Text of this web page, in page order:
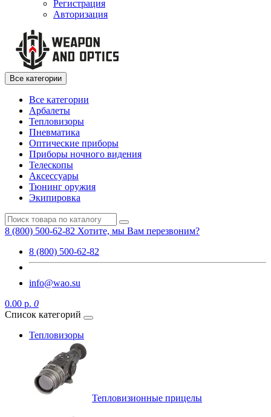
Регистрация
Авторизация
Все категории
Все категории
Арбалеты
Тепловизоры
Пневматика
Оптические приборы
Приборы ночного видения
Телескопы
Аксессуары
Тюнинг оружия
Экипировка
8 (800) 500-62-82 Хотите, мы Вам перезвоним?
8 (800) 500-62-82
info@wao.su
0.00 р. 0
Список категорий
Тепловизоры
Тепловизионные прицелы